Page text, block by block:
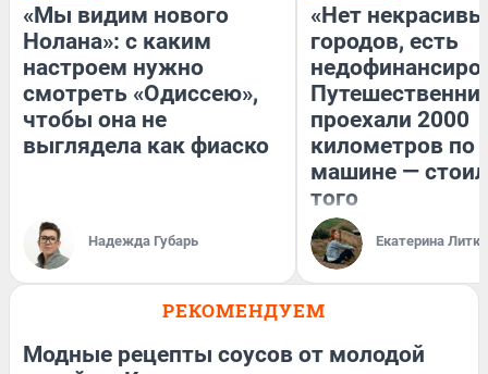
«Мы видим нового
Нолана»: с каким
настроем нужно
смотреть «Одиссею»,
чтобы она не
выглядела как фиаско
Надежда Губарь
«Нет
городов, есть
проехали 2000
километров по
машине —
того
Екатерина
РЕКОМЕНДУЕМ
Модные рецепты соусов от молодой